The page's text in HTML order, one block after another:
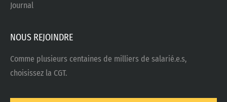
Journal
NOUS REJOINDRE
Comme plusieurs centaines de milliers de salarié.e.s,
choisissez la CGT.